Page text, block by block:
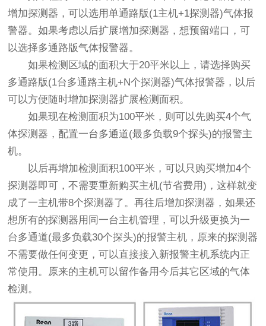
增加探测器，可以选用单通路版(1主机+1探测器)气体报
警器。如果考虑以后扩展增加探测器，想预留端口，可
以选择多通路版气体报警器。
如果检测区域的面积大于20平米以上 ，请选择购买
多通路版(1台多通路主机+N个探测器)气体报警器，以后
可以方便随时增加探测器扩展检测面积。
如果现在检测面积为100平米 ，则可以先购买4个气
体探测器，配置一台多通道(最多负载9个探头)的报警主
机。
以后再增加检测面积100平米 ，可以只购买增加4个
探测器即可，不需要重新购买主机(节省费用)，这样就变
成了一主机带8个探测器了。再往后增加探测器，如果还
想所有的探测器用同一台主机管理，可以升级更换为一
台多通道(最多负载30个探头)的报警主机，原来的探测器
不需要做任何变更，可以直接接入新报警主机系统内正
常使用。原来的主机可以留作备用今后其它区域的气体
检测。